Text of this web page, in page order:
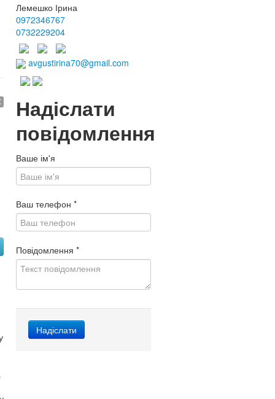
Лемешко Ірина
0972346767
0732229204
avgustirina70@gmail.com
Надіслати
повідомлення
Ваше ім'я
Ваш телефон *
Повідомлення *